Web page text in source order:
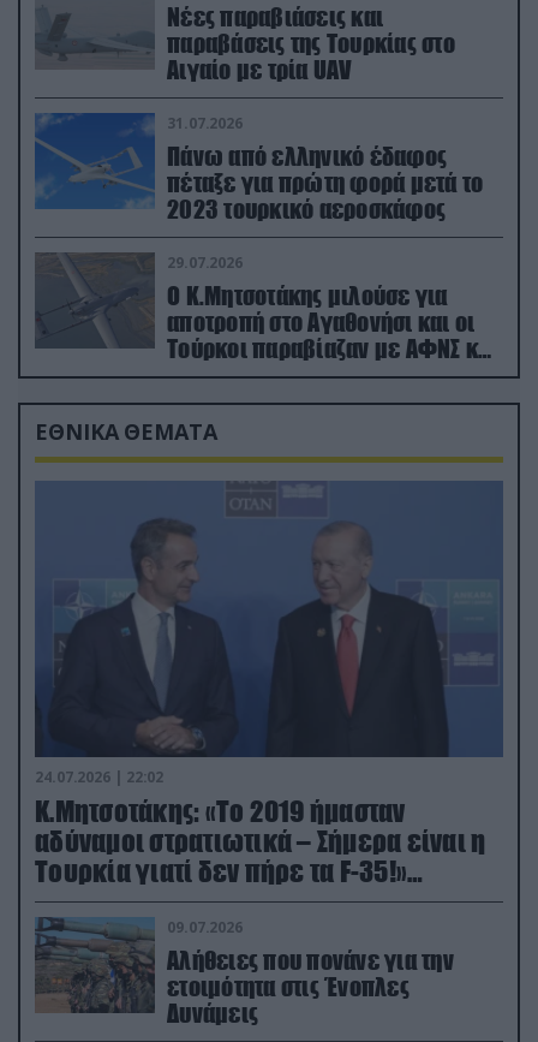
Νέες παραβιάσεις και
παραβάσεις της Τουρκίας στο
Αιγαίο με τρία UAV
31.07.2026
Πάνω από ελληνικό έδαφος
πέταξε για πρώτη φορά μετά το
2023 τουρκικό αεροσκάφος
29.07.2026
Ο Κ.Μητσοτάκης μιλούσε για
αποτροπή στο Αγαθονήσι και οι
Τούρκοι παραβίαζαν με ΑΦΝΣ και
drone
ΕΘΝΙΚΑ ΘΕΜΑΤΑ
24.07.2026 | 22:02
Κ.Μητσοτάκης: «Το 2019 ήμασταν
αδύναμοι στρατιωτικά – Σήμερα είναι η
Τουρκία γιατί δεν πήρε τα F-35!»
(βίντεο)
09.07.2026
Αλήθειες που πονάνε για την
ετοιμότητα στις Ένοπλες
Δυνάμεις